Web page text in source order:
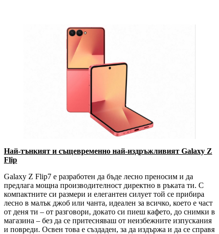
Най-тънкият и същевременно най-издръжливият Galaxy Z
Flip
Galaxy Z Flip7 е разработен да бъде лесно преносим и да
предлага мощна производителност директно в ръката ти. С
компактните си размери и елегантен силует той се прибира
лесно в малък джоб или чанта, идеален за всичко, което е част
от деня ти – от разговори, докато си пиеш кафето, до снимки в
магазина – без да се притесняваш от неизбежните изпускания
и повреди. Освен това е създаден, за да издържа и да се справя